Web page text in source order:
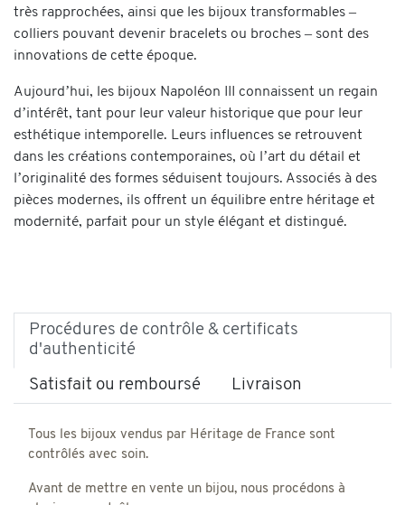
très rapprochées, ainsi que les bijoux transformables –
colliers pouvant devenir bracelets ou broches – sont des
innovations de cette époque.
Aujourd’hui, les bijoux Napoléon III connaissent un regain
d’intérêt, tant pour leur valeur historique que pour leur
esthétique intemporelle. Leurs influences se retrouvent
dans les créations contemporaines, où l’art du détail et
l’originalité des formes séduisent toujours. Associés à des
pièces modernes, ils offrent un équilibre entre héritage et
modernité, parfait pour un style élégant et distingué.
Procédures de contrôle & certificats
d'authenticité
Satisfait ou remboursé Livraison
Tous les bijoux vendus par Héritage de France sont
contrôlés avec soin.
Avant de mettre en vente un bijou, nous procédons à